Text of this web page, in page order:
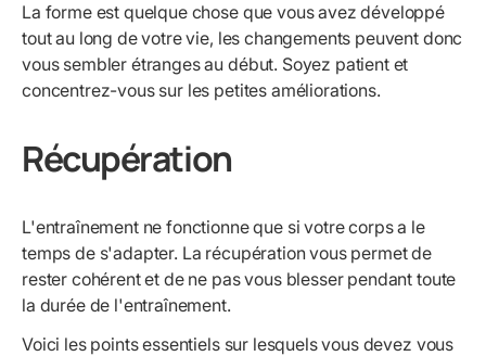
La forme est quelque chose que vous avez développé
tout au long de votre vie, les changements peuvent donc
vous sembler étranges au début. Soyez patient et
concentrez-vous sur les petites améliorations.
Récupération
L'entraînement ne fonctionne que si votre corps a le
temps de s'adapter. La récupération vous permet de
rester cohérent et de ne pas vous blesser pendant toute
la durée de l'entraînement.
Voici les points essentiels sur lesquels vous devez vous